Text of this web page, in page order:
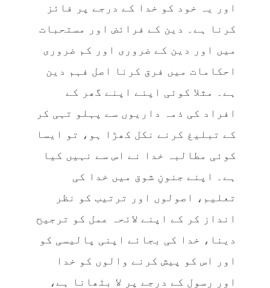
اور یہ خود کو خدا کے درجے پر فائز
کرنا ہے۔ دین کے فرائض اور مستحبات
میں اور دین کے ضروری اور کم ضروری
احکامات میں فرق کرنا اصل فہم دین
ہے۔ مثلا کوئی اپنے اپنے گھر کے
افراد کی ذمہ داریوں سے پہلو تہی کر
کے تبلیغ کرنے نکل کھڑا ہو، تو ایسا
کوئی مطالبہ خدا نے اس سے نہیں کیا
ہے۔ اپنے جنونِ شوق میں خدا کی
تعلیم، اصولوں اور ترتیب کو نظر
انداز کر کے اپنے لائحہ عمل کو ترجیح
دینا، خدا کی بجائے اپنی پالیسی کو
اور اس کو پیش کرنے والوں کو خدا
اور رسول کے درجے پر لا بٹھانا ہے،